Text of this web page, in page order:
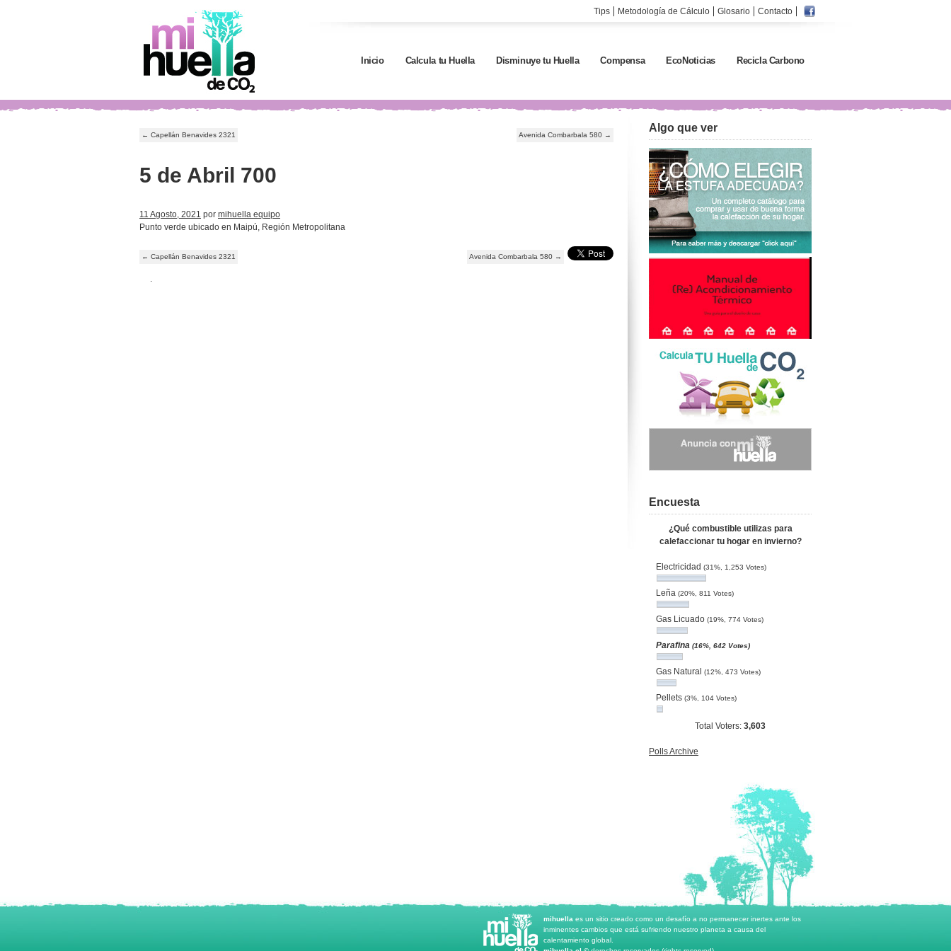
Tips Metodología de Cálculo Glosario Contacto
Inicio Calcula tu Huella Disminuye tu Huella Compensa EcoNoticias Recicla Carbono
← Capellán Benavides 2321 Avenida Combarbala 580 →
5 de Abril 700
11 Agosto, 2021 por mihuella equipo
Punto verde ubicado en Maipú, Región Metropolitana
← Capellán Benavides 2321 Avenida Combarbala 580 →
.
Algo que ver
Encuesta
¿Qué combustible utilizas para
calefaccionar tu hogar en invierno?
Electricidad (31%, 1,253 Votes)
Leña (20%, 811 Votes)
Gas Licuado (19%, 774 Votes)
Parafina (16%, 642 Votes)
Gas Natural (12%, 473 Votes)
Pellets (3%, 104 Votes)
Total Voters: 3,603
Polls Archive
mihuella es un sitio creado como un desafío a no permanecer inertes ante los
inminentes cambios que está sufriendo nuestro planeta a causa del
calentamiento global.